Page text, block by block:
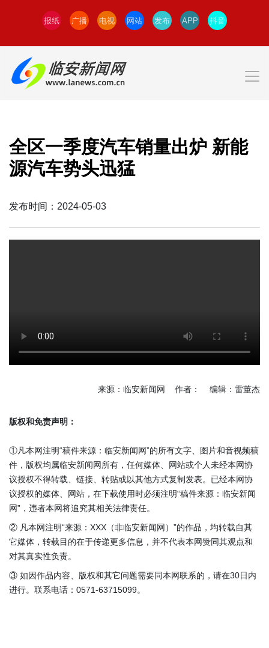
报纸 广播 电视 网站 发布 APP 抖音
全区一季度汽车销量出炉 新能
源汽车势头迅猛
发布时间：2024-05-03
来源：临安新闻网 作者： 编辑：雷董杰
版权和免责声明：
①凡本网注明“稿件来源：临安新闻网”的所有文字、图片和音视频稿
件，版权均属临安新闻网所有，任何媒体、网站或个人未经本网协
议授权不得转载、链接、转贴或以其他方式复制发表。已经本网协
议授权的媒体、网站，在下载使用时必须注明“稿件来源：临安新闻
网”，违者本网将追究其相关法律责任。
② 凡本网注明“来源：XXX（非临安新闻网）”的作品，均转载自其
它媒体，转载目的在于传递更多信息，并不代表本网赞同其观点和
对其真实性负责。
③ 如因作品内容、版权和其它问题需要同本网联系的，请在30日内
进行。联系电话：0571-63715099。